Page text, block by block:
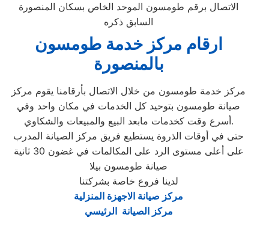
الاتصال برقم طومسون الموحد الخاص بسكان المنصورة
السابق ذكره
ارقام مركز خدمة طومسون
بالمنصورة
مركز خدمة طومسون من خلال الاتصال بأرقامنا يقوم مركز
صيانة طومسون بتوحيد كل الخدمات في مكان واحد وفي
أسرع وقت كخدمات مابعد البيع والمبيعات والشكاوي.
حتى في أوقات الذروة يستطيع فريق مركز الصيانة المدرب
على أعلى مستوى الرد على المكالمات في غضون 30 ثانية
صيانة طومسون بيلا
لدينا فروع خاصة بشركتنا
مركز صيانة الاجهزة المنزلية
مركز الصيانة الرئيسي